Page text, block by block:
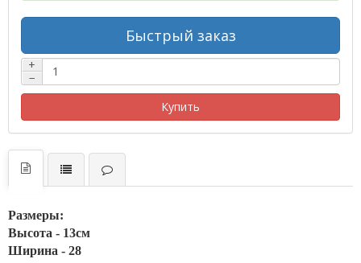
Быстрый заказ
+
−
Купить
Размеры:
Высота - 13см
Ширина - 28